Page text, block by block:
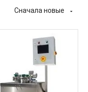
Сначала новые 